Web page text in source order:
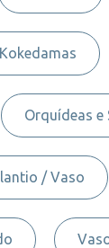
Kokedamas
Orquídeas e
/ Vaso